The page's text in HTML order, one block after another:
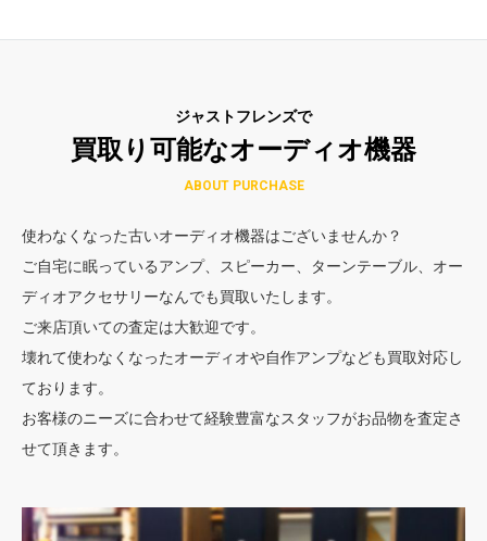
ジャストフレンズで
買取り可能なオーディオ機器
ABOUT PURCHASE
使わなくなった古いオーディオ機器はございませんか？
ご自宅に眠っているアンプ、スピーカー、ターンテーブル、オー
ディオアクセサリーなんでも買取いたします。
ご来店頂いての査定は大歓迎です。
壊れて使わなくなったオーディオや自作アンプなども買取対応し
ております。
お客様のニーズに合わせて経験豊富なスタッフがお品物を査定さ
せて頂きます。